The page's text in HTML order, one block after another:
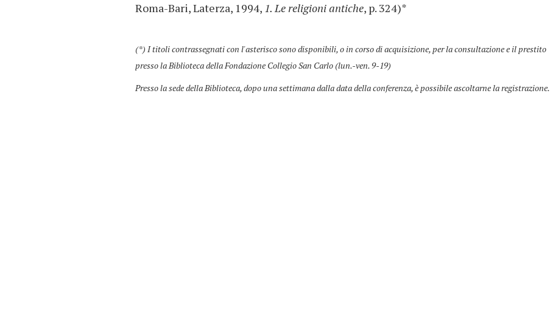
Roma-Bari, Laterza, 1994, 1. Le religioni antiche, p. 324)*
(*) I titoli contrassegnati con l'asterisco sono disponibili, o in corso di acquisizione, per la consultazione e il prestito
presso la Biblioteca della Fondazione Collegio San Carlo (lun.-ven. 9-19)
Presso la sede della Biblioteca, dopo una settimana dalla data della conferenza, è possibile ascoltarne la registrazione.